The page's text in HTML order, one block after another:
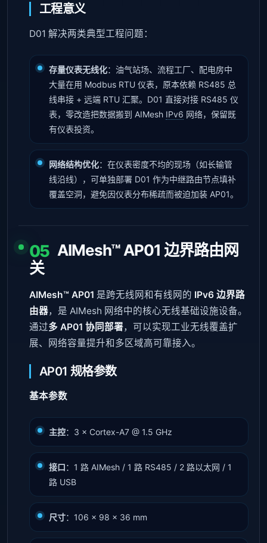
工程意义
D01 解决两类典型工程问题：
存量仪表无线化：油气站场、流程工厂、配电房中
大量在用 Modbus RTU 仪表，原本依赖 RS485 总
线串接 + 远端 RTU 汇聚。D01 直接对接 RS485 仪
表，零改造把数据搬到 AIMesh IPv6 网络，保留既
有仪表投资。
网络结构优化：在仪表密度不均的现场（如长输管
线沿线），可单独部署 D01 作为中继路由节点填补
覆盖空洞，避免因仪表分布稀疏而被迫加装 AP01。
05 AIMesh™ AP01 边界路由网
关
AIMesh™ AP01 是跨无线网和有线网的 IPv6 边界路
由器，是 AIMesh 网络中的核心无线基础设施设备。
通过多 AP01 协同部署，可以实现工业无线覆盖扩
展、网络容量提升和多区域高可靠接入。
AP01 规格参数
基本参数
主控：3 × Cortex-A7 @ 1.5 GHz
接口：1 路 AIMesh / 1 路 RS485 / 2 路以太网 / 1
路 USB
尺寸：106 × 98 × 36 mm